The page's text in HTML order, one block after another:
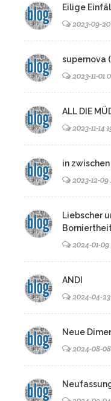
Eilige
2023-09-
supernova
2023-11-01
ALL DIE
2023-11-14
in zwischen
2023-12-09
Liebscher
2024-01-
ANDI
2024-04-
Neue
2024-08-08